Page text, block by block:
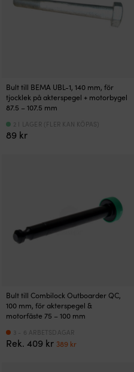
Bult till BEMA UBL-1, 140 mm, för
tjocklek på akterspegel + motorbygel
87.5 – 107.5 mm
89 kr
2 I LAGER (FLER KAN KÖPAS)
Bult till Combilock Outboarder QC,
100 mm, för akterspegel &
motorfäste 75 – 100 mm
Rek.409 kr Det
389 krDet
3 - 6 ARBETSDAGAR